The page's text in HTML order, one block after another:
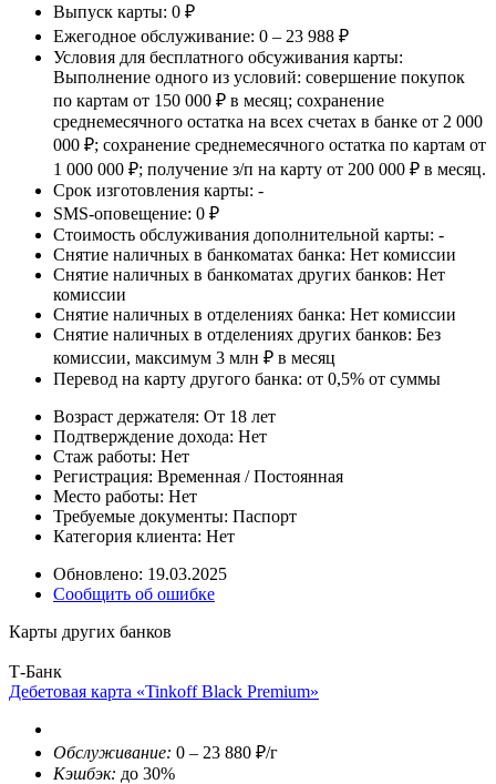
Выпуск карты: 0 ₽
Ежегодное обслуживание: 0 – 23 988 ₽
Условия для бесплатного обсуживания карты:
Выполнение одного из условий: совершение покупок
по картам от 150 000 ₽ в месяц; сохранение
среднемесячного остатка на всех счетах в банке от 2 000
000 ₽; сохранение среднемесячного остатка по картам от
1 000 000 ₽; получение з/п на карту от 200 000 ₽ в месяц.
Срок изготовления карты: -
SMS-оповещение: 0 ₽
Стоимость обслуживания дополнительной карты: -
Снятие наличных в банкоматах банка: Нет комиссии
Снятие наличных в банкоматах других банков: Нет
комиссии
Снятие наличных в отделениях банка: Нет комиссии
Снятие наличных в отделениях других банков: Без
комиссии, максимум 3 млн ₽ в месяц
Перевод на карту другого банка: от 0,5% от суммы
Возраст держателя: От 18 лет
Подтверждение дохода: Нет
Стаж работы: Нет
Регистрация: Временная / Постоянная
Место работы: Нет
Требуемые документы: Паспорт
Категория клиента: Нет
Обновлено: 19.03.2025
Сообщить об ошибке
Карты других банков
Т-Банк
Дебетовая карта «Tinkoff Black Premium»
Обслуживание: 0 – 23 880 ₽/г
Кэшбэк: до 30%